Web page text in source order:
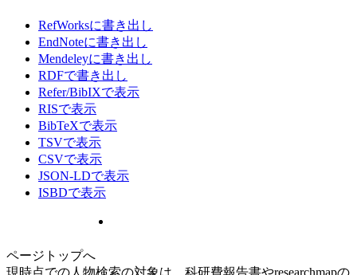
RefWorksに書き出し
EndNoteに書き出し
Mendeleyに書き出し
RDFで書き出し
Refer/BibIXで表示
RISで表示
BibTeXで表示
TSVで表示
CSVで表示
JSON-LDで表示
ISBDで表示
ページトップへ
現時点での人物検索の対象は、科研費報告書やresearchmapの